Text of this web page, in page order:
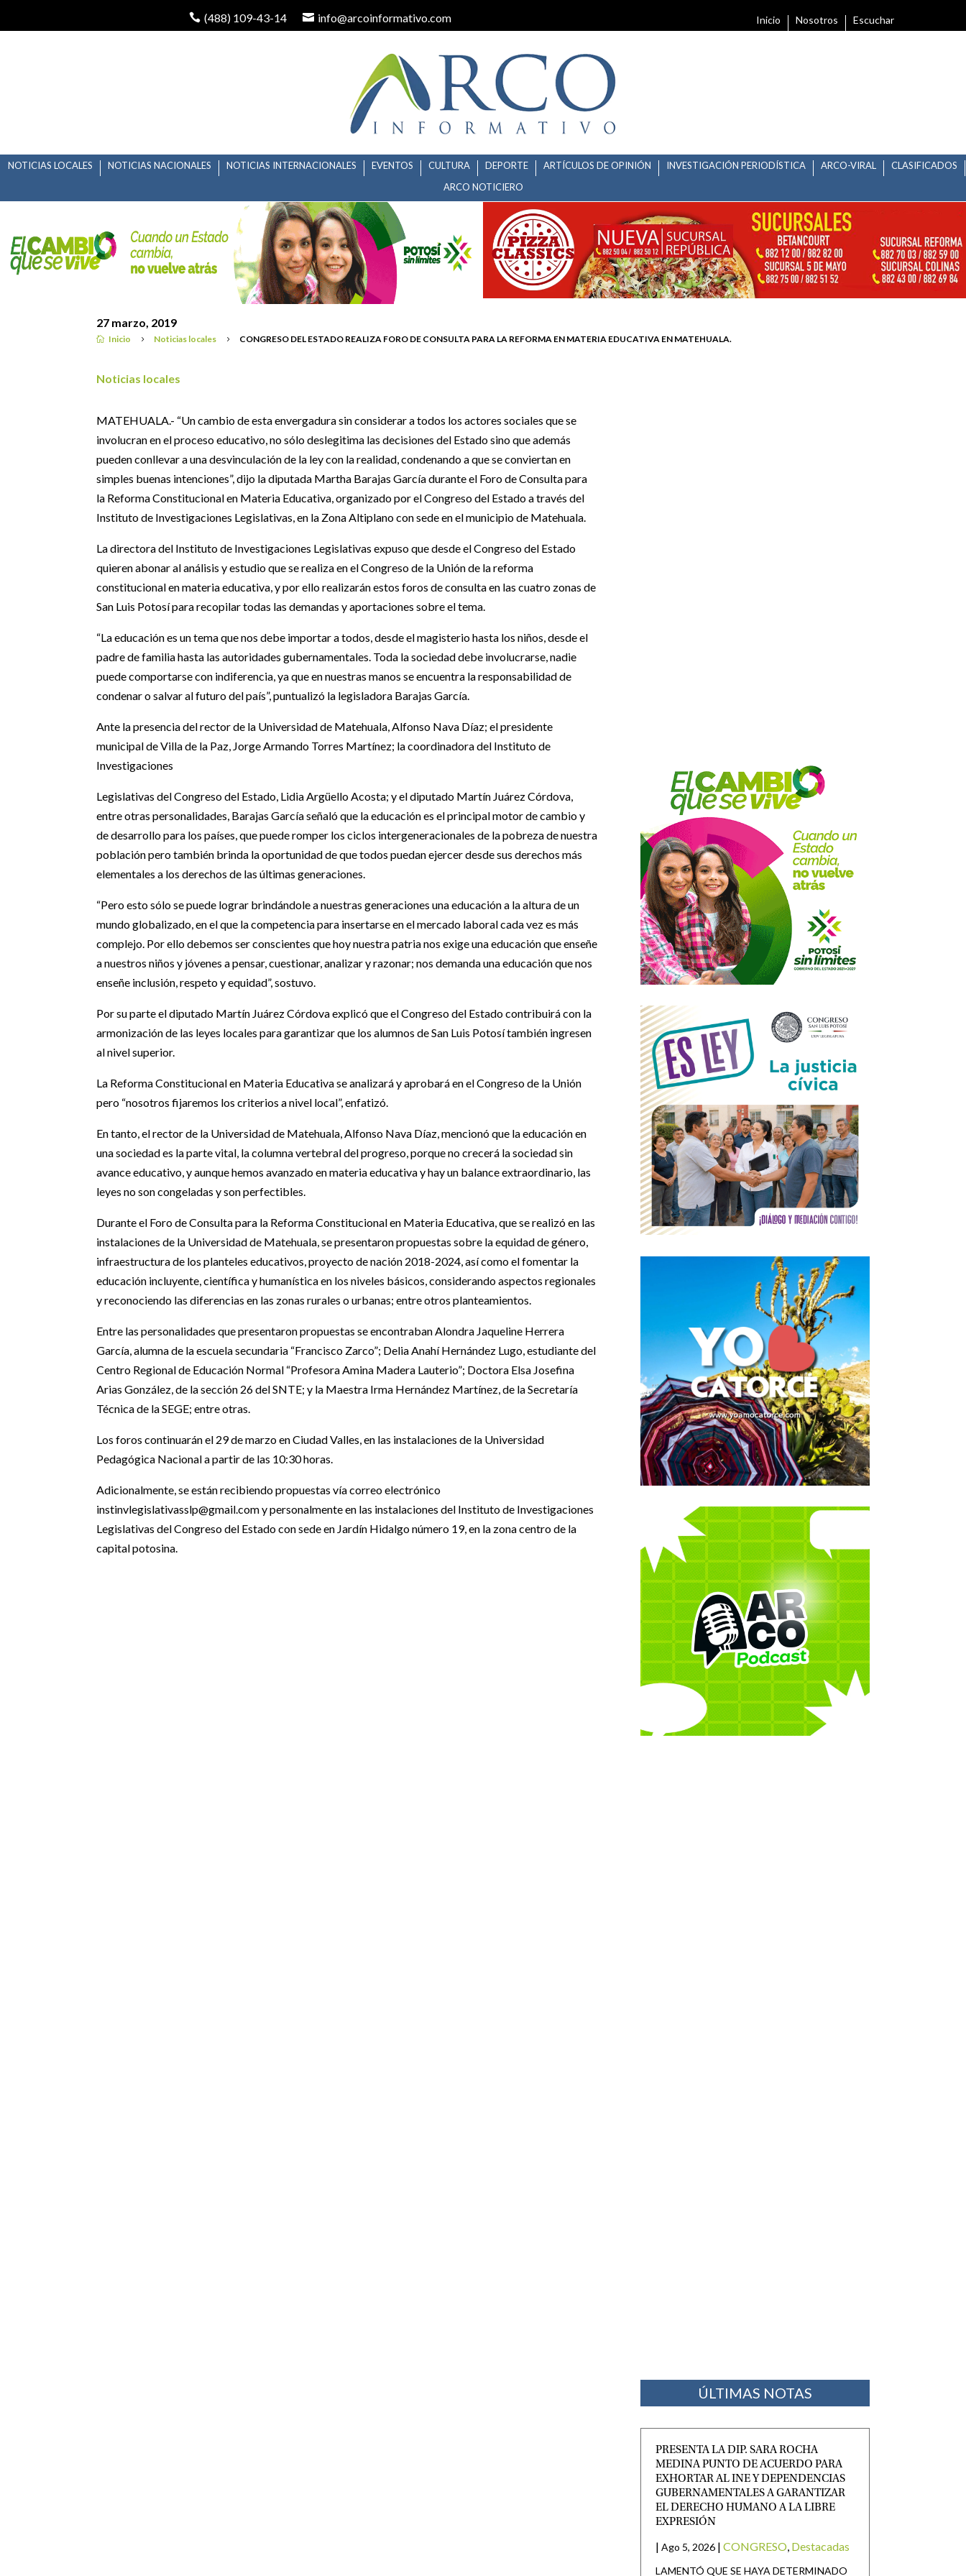
(488) 109-43-14 info@arcoinformativo.com Inicio Nosotros Escuchar
NOTICIAS LOCALES NOTICIAS NACIONALES NOTICIAS INTERNACIONALES EVENTOS CULTURA DEPORTE ARTÍCULOS DE OPINIÓN INVESTIGACIÓN PERIODÍSTICA ARCO-VIRAL
CLASIFICADOS
ARCO NOTICIERO
 Inicio 5 Noticias locales 5 CONGRESO DEL ESTADO REALIZA FORO DE CONSULTA PARA LA REFORMA EN MATERIA EDUCATIVA EN MATEHUALA.
CONGRESO DEL ESTADO REALIZA FORO DE CONSULTA PARA LA REFORMA
EN MATERIA EDUCATIVA EN MATEHUALA.
Noticias locales
27 marzo, 2019
MATEHUALA.- “Un cambio de esta envergadura sin considerar a todos los actores sociales que se
involucran en el proceso educativo, no sólo deslegitima las decisiones del Estado sino que además
pueden conllevar a una desvinculación de la ley con la realidad, condenando a que se conviertan en
simples buenas intenciones”, dijo la diputada Martha Barajas García durante el Foro de Consulta para
la Reforma Constitucional en Materia Educativa, organizado por el Congreso del Estado a través del
Instituto de Investigaciones Legislativas, en la Zona Altiplano con sede en el municipio de Matehuala.
La directora del Instituto de Investigaciones Legislativas expuso que desde el Congreso del Estado
quieren abonar al análisis y estudio que se realiza en el Congreso de la Unión de la reforma
constitucional en materia educativa, y por ello realizarán estos foros de consulta en las cuatro zonas de
San Luis Potosí para recopilar todas las demandas y aportaciones sobre el tema.
“La educación es un tema que nos debe importar a todos, desde el magisterio hasta los niños, desde el
padre de familia hasta las autoridades gubernamentales. Toda la sociedad debe involucrarse, nadie
puede comportarse con indiferencia, ya que en nuestras manos se encuentra la responsabilidad de
condenar o salvar al futuro del país”, puntualizó la legisladora Barajas García.
Ante la presencia del rector de la Universidad de Matehuala, Alfonso Nava Díaz; el presidente
municipal de Villa de la Paz, Jorge Armando Torres Martínez; la coordinadora del Instituto de
Investigaciones
Legislativas del Congreso del Estado, Lidia Argüello Acosta; y el diputado Martín Juárez Córdova,
entre otras personalidades, Barajas García señaló que la educación es el principal motor de cambio y
de desarrollo para los países, que puede romper los ciclos intergeneracionales de la pobreza de nuestra
población pero también brinda la oportunidad de que todos puedan ejercer desde sus derechos más
elementales a los derechos de las últimas generaciones.
“Pero esto sólo se puede lograr brindándole a nuestras generaciones una educación a la altura de un
mundo globalizado, en el que la competencia para insertarse en el mercado laboral cada vez es más
complejo. Por ello debemos ser conscientes que hoy nuestra patria nos exige una educación que enseñe
a nuestros niños y jóvenes a pensar, cuestionar, analizar y razonar; nos demanda una educación que nos
enseñe inclusión, respeto y equidad”, sostuvo.
Por su parte el diputado Martín Juárez Córdova explicó que el Congreso del Estado contribuirá con la
armonización de las leyes locales para garantizar que los alumnos de San Luis Potosí también ingresen
al nivel superior.
La Reforma Constitucional en Materia Educativa se analizará y aprobará en el Congreso de la Unión
pero “nosotros fijaremos los criterios a nivel local”, enfatizó.
En tanto, el rector de la Universidad de Matehuala, Alfonso Nava Díaz, mencionó que la educación en
una sociedad es la parte vital, la columna vertebral del progreso, porque no crecerá la sociedad sin
avance educativo, y aunque hemos avanzado en materia educativa y hay un balance extraordinario, las
leyes no son congeladas y son perfectibles.
Durante el Foro de Consulta para la Reforma Constitucional en Materia Educativa, que se realizó en las
instalaciones de la Universidad de Matehuala, se presentaron propuestas sobre la equidad de género,
infraestructura de los planteles educativos, proyecto de nación 2018-2024, así como el fomentar la
educación incluyente, científica y humanística en los niveles básicos, considerando aspectos regionales
y reconociendo las diferencias en las zonas rurales o urbanas; entre otros planteamientos.
Entre las personalidades que presentaron propuestas se encontraban Alondra Jaqueline Herrera
García, alumna de la escuela secundaria “Francisco Zarco”; Delia Anahí Hernández Lugo, estudiante del
Centro Regional de Educación Normal “Profesora Amina Madera Lauterio”; Doctora Elsa Josefina
Arias González, de la sección 26 del SNTE; y la Maestra Irma Hernández Martínez, de la Secretaría
Técnica de la SEGE; entre otras.
Los foros continuarán el 29 de marzo en Ciudad Valles, en las instalaciones de la Universidad
Pedagógica Nacional a partir de las 10:30 horas.
Adicionalmente, se están recibiendo propuestas vía correo electrónico
instinvlegislativasslp@gmail.com y personalmente en las instalaciones del Instituto de Investigaciones
Legislativas del Congreso del Estado con sede en Jardín Hidalgo número 19, en la zona centro de la
capital potosina.
ÚLTIMAS NOTAS
PRESENTA LA DIP. SARA ROCHA
MEDINA PUNTO DE ACUERDO PARA
EXHORTAR AL INE Y DEPENDENCIAS
GUBERNAMENTALES A GARANTIZAR
EL DERECHO HUMANO A LA LIBRE
EXPRESIÓN
| Ago 5, 2026 | CONGRESO, Destacadas
LAMENTÓ QUE SE HAYA DETERMINADO